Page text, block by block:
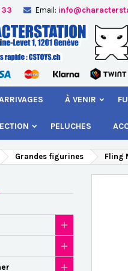
33 Email:
À VENIR
PELUCHES
Grandes figurines Fling